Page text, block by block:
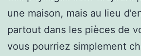
une maison, mais au lieu
partout dans les pièces de
vous pourriez simplement